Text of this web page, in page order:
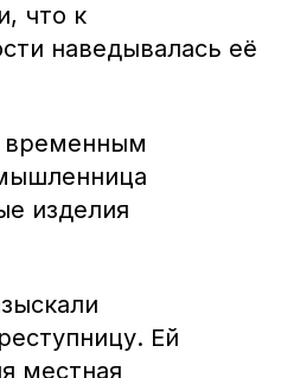
что к
наведывалась её
временным
изделия
Ей
местная